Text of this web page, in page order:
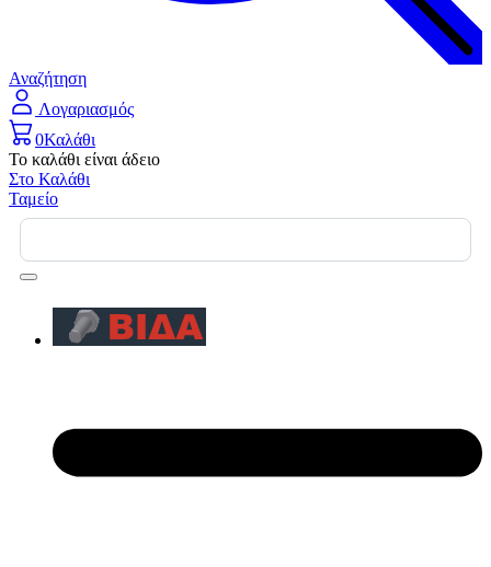
Αναζήτηση
Λογαριασμός
0Καλάθι
Το καλάθι είναι άδειο
Στο Καλάθι
Ταμείο